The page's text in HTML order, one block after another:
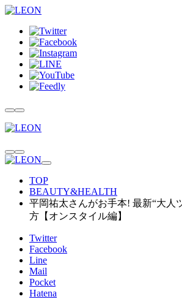
TOP
BEAUTY&HEALTH
平岡祐太さんがお手本! 最新“大人
方【オンスタイル編】
Twitter
Facebook
Line
Mail
Pocket
Hatena